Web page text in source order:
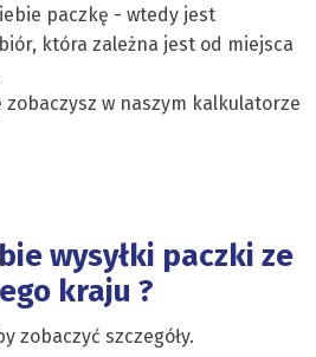
paczkę - wtedy jest
która zależna jest od miejsca
zobaczysz w naszym kalkulatorze
wysyłki paczki ze
kraju ?
zobaczyć szczegóły.